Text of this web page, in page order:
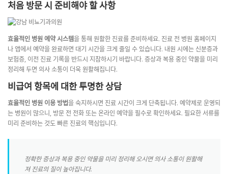
처음 방문 시 준비해야 할 사항
효율적인 병원 예약 시스템을 통해 원활한 진료를 준비하세요. 진료 전 병원 홈페이지
나 앱에서 예약을 완료하면 대기 시간을 크게 줄일 수 있습니다. 내원 시에는 신분증과
보험증, 이전 진료 기록을 반드시 지참하시기 바랍니다. 증상과 복용 중인 약물을 미리
정리해 두면 의사 소통이 더욱 원활해집니다.
비급여 항목에 대한 투명한 상담
효율적인 병원 이용 방법을 숙지하시면 진료 시간이 크게 단축됩니다. 예약제로 운영되
는 병원이 많으니, 방문 전 전화 또는 온라인 예약을 필수로 확인하세요. 필요한 서류를
미리 준비하는 것도 빠른 진료의 핵심입니다.
정확한 증상과 복용 중인 약물을 미리 정리해 오시면 의사 소통이 원활해
져 진료의 질이 높아집니다.